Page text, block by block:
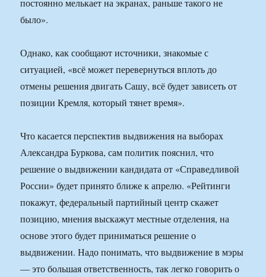
постоянно мелькает на экранах, раньше такого не
было».
Однако, как сообщают источники, знакомые с
ситуацией, «всё может перевернуться вплоть до
отмены решения двигать Сашу, всё будет зависеть от
позиции Кремля, который тянет время».
Что касается перспектив выдвижения на выборах
Александра Буркова, сам политик пояснил, что
решение о выдвижении кандидата от «Справедливой
России» будет принято ближе к апрелю. «Рейтинги
покажут, федеральный партийный центр скажет
позицию, мнения выскажут местные отделения, на
основе этого будет приниматься решение о
выдвижении. Надо понимать, что выдвижение в мэры
— это большая ответственность, так легко говорить о